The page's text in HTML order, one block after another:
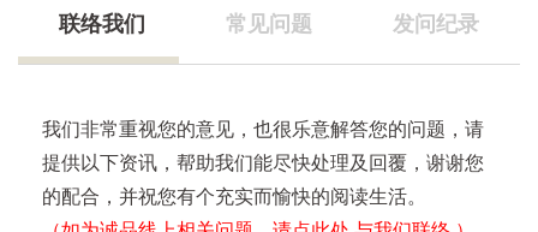
联络我们 常见问题 发问纪录
我们非常重视您的意见，也很乐意解答您的问题，请
提供以下资讯，帮助我们能尽快处理及回覆，谢谢您
的配合，并祝您有个充实而愉快的阅读生活。